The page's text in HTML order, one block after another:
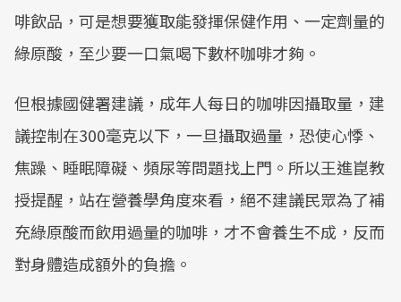
啡飲品，可是想要獲取能發揮保健作用、一定劑量的
綠原酸，至少要一口氣喝下數杯咖啡才夠。
但根據國健署建議，成年人每日的咖啡因攝取量，建
議控制在300毫克以下，一旦攝取過量，恐使心悸、
焦躁、睡眠障礙、頻尿等問題找上門。所以王進崑教
授提醒，站在營養學角度來看，絕不建議民眾為了補
充綠原酸而飲用過量的咖啡，才不會養生不成，反而
對身體造成額外的負擔。